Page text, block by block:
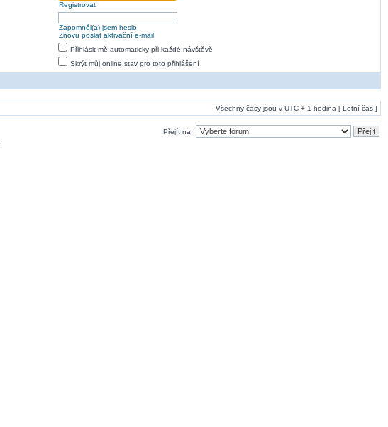
Registrovat
Zapomněl(a) jsem heslo
Znovu poslat aktivační e-mail
Přihlásit mě automaticky při každé návštěvě
Skrýt můj online stav pro toto přihlášení
Všechny časy jsou v UTC + 1 hodina [ Letní čas ]
Přejít na: